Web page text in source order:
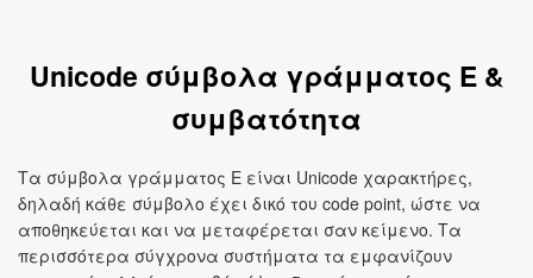
Unicode σύμβολα γράμματος E &
συμβατότητα
Τα σύμβολα γράμματος E είναι Unicode χαρακτήρες,
δηλαδή κάθε σύμβολο έχει δικό του code point, ώστε να
αποθηκεύεται και να μεταφέρεται σαν κείμενο. Τα
περισσότερα σύγχρονα συστήματα τα εμφανίζουν